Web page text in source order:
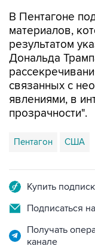
В Пентагоне
материалов,
результатом
Дональда
связанных с
явлениями, в
прозрачности".
Пентагон США
Купить
Подписаться
Получать
канале